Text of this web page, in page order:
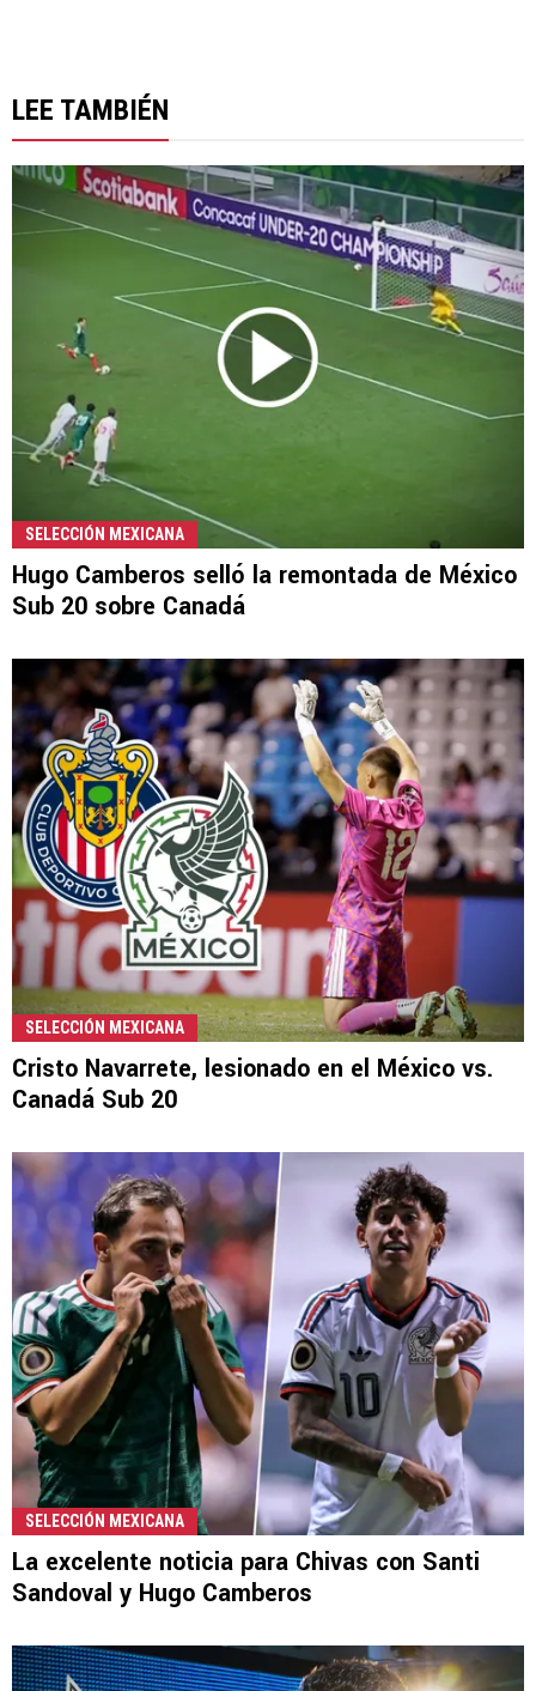
LEE TAMBIÉN
SELECCIÓN MEXICANA
Hugo Camberos selló la remontada de México
Sub 20 sobre Canadá
SELECCIÓN MEXICANA
Cristo Navarrete, lesionado en el México vs.
Canadá Sub 20
SELECCIÓN MEXICANA
La excelente noticia para Chivas con Santi
Sandoval y Hugo Camberos